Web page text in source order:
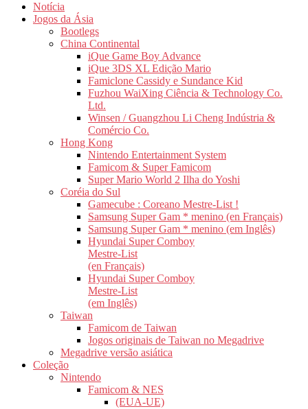
Notícia
Jogos da Ásia
Bootlegs
China Continental
iQue Game Boy Advance
iQue 3DS XL Edição Mario
Famiclone Cassidy e Sundance Kid
Fuzhou WaiXing Ciência & Technology Co.
Ltd.
Winsen / Guangzhou Li Cheng Indústria &
Comércio Co.
Hong Kong
Nintendo Entertainment System
Famicom & Super Famicom
Super Mario World 2 Ilha do Yoshi
Coréia do Sul
Gamecube : Coreano Mestre-List !
Samsung Super Gam * menino (en Français)
Samsung Super Gam * menino (em Inglês)
Hyundai Super Comboy
Mestre-List
(en Français)
Hyundai Super Comboy
Mestre-List
(em Inglês)
Taiwan
Famicom de Taiwan
Jogos originais de Taiwan no Megadrive
Megadrive versão asiática
Coleção
Nintendo
Famicom & NES
(EUA-UE)